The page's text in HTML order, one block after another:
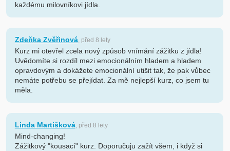
každému milovníkovi jídla.
Zdeňka Zvěřinová, před 8 lety
Kurz mi otevřel zcela nový způsob vnímání zážitku z jídla!
Uvědomíte si rozdíl mezi emocionálním hladem a hladem
opravdovým a dokážete emocionální utišit tak, že pak vůbec
nemáte potřebu se přejídat. Za mě nejlepší kurz, co jsem tu
měla.
Linda Martišková, před 8 lety
Mind-changing!
Zážitkový "kousací" kurz. Doporučuju zažít všem, i když si